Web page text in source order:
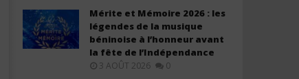
Mérite et Mémoire 2026 : les
légendes de la musique
béninoise à l’honneur avant
la fête de l’Indépendance
3 AOÛT 2026 0